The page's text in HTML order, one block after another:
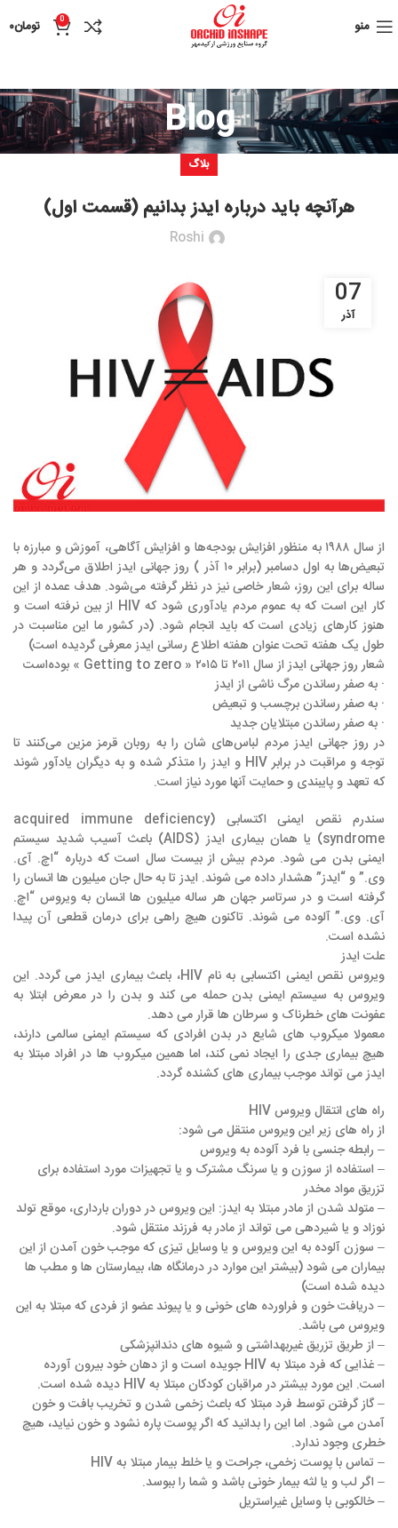
منو 0 تومان۰
Blog
بلاگ
هرآنچه باید درباره ایدز بدانیم (قسمت اول)
Roshi
07
آذر
از سال ۱۹۸۸ به منظور افزايش بودجه‌ها و افزايش آگاهی، آموزش و مبارزه با
تبعيض‌ها به اول دسامبر (برابر ۱۰ آذر ) روز جهانی ایدز اطلاق می‌گردد و هر
ساله برای اين روز، شعار خاصی نيز در نظر گرفته می‌شود. هدف عمده از اين
کار اين است که به عموم مردم يادآوری شود که HIV از بين نرفته ‌است و
هنوز کارهای زيادی است که بايد انجام شود. (در کشور ما اين مناسبت در
طول يک هفته تحت عنوان هفته اطلاع رسانی ايدز معرفی گرديده است)
شعار روز جهانی ايدز از سال ۲۰۱۱ تا ۲۰۱۵ « Getting to zero » بوده‌است
· به صفر رساندن مرگ ناشی از ايدز
· به صفر رساندن برچسب و تبعيض
· به صفر رساندن مبتلايان جديد
در روز جهانی ايدز مردم لباس‌های شان را به روبان قرمز مزين می‌کنند تا
توجه و مراقبت در برابر HIV و ايدز را متذکر شده و به ديگران يادآور شوند
که تعهد و پايبندی و حمايت آنها مورد نياز است.
سندرم نقص ایمنی اکتسابی (acquired immune deficiency
syndrome) یا همان بیماری ایدز (AIDS) باعث آسیب شدید سیستم
ایمنی بدن می شود. مردم بیش از بیست سال است که درباره “اچ. آی.
وی.” و “ایدز” هشدار داده می شوند. ایدز تا به حال جان میلیون ها انسان را
گرفته است و در سرتاسر جهان هر ساله میلیون ها انسان به ویروس “اچ.
آی. وی.” آلوده می شوند. تاکنون هیچ راهی برای درمان قطعی آن پیدا
نشده است.
علت ایدز
ویروس نقص ایمنی اکتسابی به نام HIV، باعث بیماری ایدز می گردد. این
ویروس به سیستم ایمنی بدن حمله می کند و بدن را در معرض ابتلا به
عفونت های خطرناک و سرطان ها قرار می دهد.
معمولا میکروب های شایع در بدن افرادی که سیستم ایمنی سالمی دارند،
هیچ بیماری جدی را ایجاد نمی کند، اما همین میکروب ها در افراد مبتلا به
ایدز می تواند موجب بیماری های کشنده گردد.
راه های انتقال ویروس HIV
از راه های زیر این ویروس منتقل می شود:
– رابطه جنسی با فرد آلوده به ویروس
– استفاده از سوزن و یا سرنگ مشترک و یا تجهیزات مورد استفاده برای
تزریق مواد مخدر
– متولد شدن از مادر مبتلا به ایدز: این ویروس در دوران بارداری، موقع تولد
نوزاد و یا شیردهی می تواند از مادر به فرزند منتقل شود.
– سوزن آلوده به این ویروس و یا وسایل تیزی که موجب خون آمدن از این
بیماران می شود (بیشتر این موارد در درمانگاه ها، بیمارستان ها و مطب ها
دیده شده است)
– دریافت خون و فراورده های خونی و یا پیوند عضو از فردی که مبتلا به این
ویروس می باشد.
– از طریق تزریق غیربهداشتی و شیوه های دندانپزشکی
– غذایی که فرد مبتلا به HIV جویده است و از دهان خود بیرون آورده
است. این مورد بیشتر در مراقبان کودکان مبتلا به HIV دیده شده است.
– گاز گرفتن توسط فرد مبتلا که باعث زخمی شدن و تخریب بافت و خون
آمدن می شود. اما این را بدانید که اگر پوست پاره نشود و خون نیاید، هیچ
خطری وجود ندارد.
– تماس با پوست زخمی، جراحت و یا خلط بیمار مبتلا به HIV
– اگر لب و یا لثه بیمار خونی باشد و شما را ببوسد.
– خالکوبی با وسایل غیراستریل